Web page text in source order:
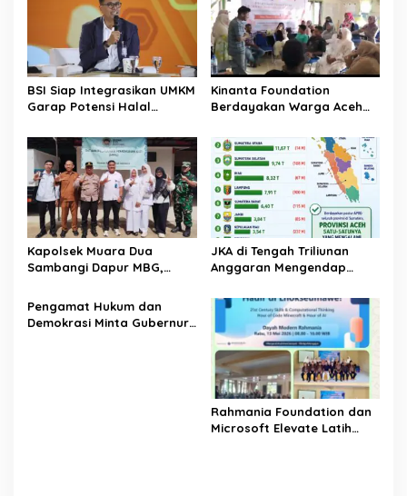
s
BSI Siap Integrasikan UMKM
Garap Potensi Halal
Kinanta Foundation
Berdayakan Warga Aceh
Psikososial
Kapolsek Muara Dua
Sambangi Dapur MBG,
Bergizi Gratis Berjalan
Sesuai SOP
JKA di Tengah Triliunan
Anggaran Mengendap
dan kualitas belanja publik
pemerintah Aceh
‎Pengamat Hukum dan
Demokrasi Minta Gubernur
Rahmania Foundation dan
Microsoft Elevate Latih